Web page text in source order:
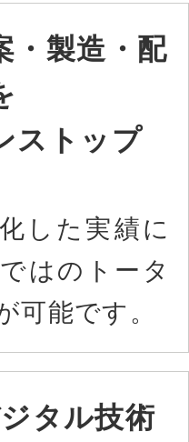
・製造・配
ストップ
した実績に
はのトータ
可能です。
タル技術